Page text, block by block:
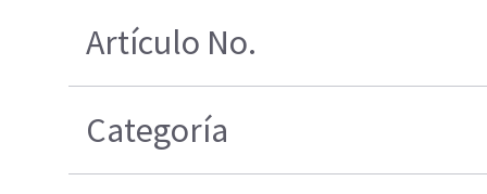
Artículo No.
Categoría